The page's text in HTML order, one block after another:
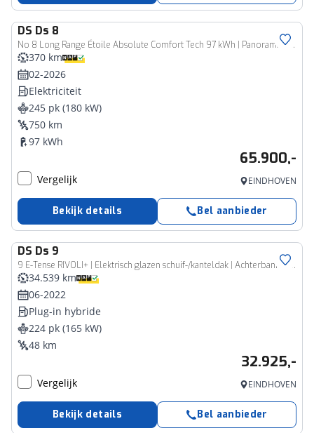
DS Ds 8
No 8 Long Range Étoile Absolute Comfort Tech 97 kWh | Panorama dak | Alcantara/Leer | Focal 3d audio |
370 km
02-2026
Elektriciteit
245 pk (180 kW)
750 km
97 kWh
65.900,-
Vergelijk EINDHOVEN
Bekijk details Bel aanbieder
DS Ds 9
9 E-Tense RIVOLI+ | Elektrisch glazen schuif-/kanteldak | Achterbank met massagefunctie | Pack DS Night Vision |
34.539 km
06-2022
Plug-in hybride
224 pk (165 kW)
48 km
32.925,-
Vergelijk EINDHOVEN
Bekijk details Bel aanbieder